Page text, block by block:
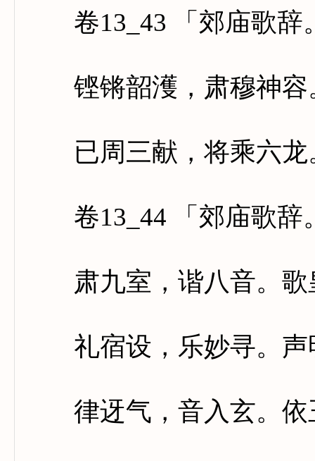
卷13_43 「郊庙歌辞
铿锵韶濩，肃穆神容
已周三献，将乘六龙
卷13_44 「郊庙歌辞
肃九室，谐八音。歌
礼宿设，乐妙寻。声
律迓气，音入玄。依